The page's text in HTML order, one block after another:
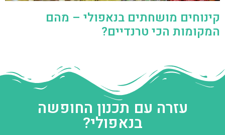
קינוחים מושחתים בנאפולי – מהם
המקומות הכי טרנדיים?
עזרה עם תכנון החופשה
בנאפולי?